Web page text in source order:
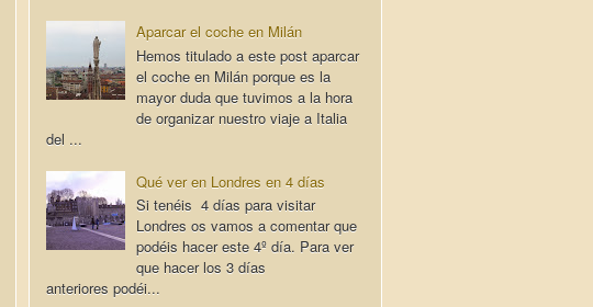
Aparcar el coche en Milán
Hemos titulado a este post aparcar
el coche en Milán porque es la
mayor duda que tuvimos a la hora
de organizar nuestro viaje a Italia
del ...
Qué ver en Londres en 4 días
Si tenéis 4 días para visitar
Londres os vamos a comentar que
podéis hacer este 4º día. Para ver
que hacer los 3 días
anteriores podéi...